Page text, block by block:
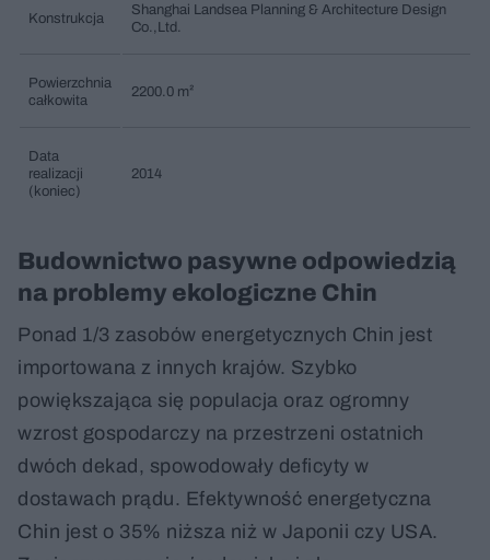
Konstrukcja
Shanghai Landsea Planning & Architecture Design
Co.,Ltd.
Powierzchnia
całkowita
2200.0 m²
Data
realizacji
(koniec)
2014
Budownictwo pasywne odpowiedzią
na problemy ekologiczne Chin
Ponad 1/3 zasobów energetycznych Chin jest
importowana z innych krajów. Szybko
powiększająca się populacja oraz ogromny
wzrost gospodarczy na przestrzeni ostatnich
dwóch dekad, spowodowały deficyty w
dostawach prądu. Efektywność energetyczna
Chin jest o 35% niższa niż w Japonii czy USA.